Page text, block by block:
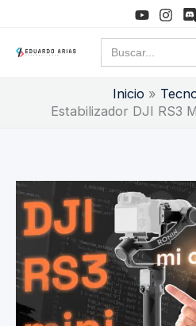
contenido
Buscar:
Inicio
Estabilizador DJI RS3